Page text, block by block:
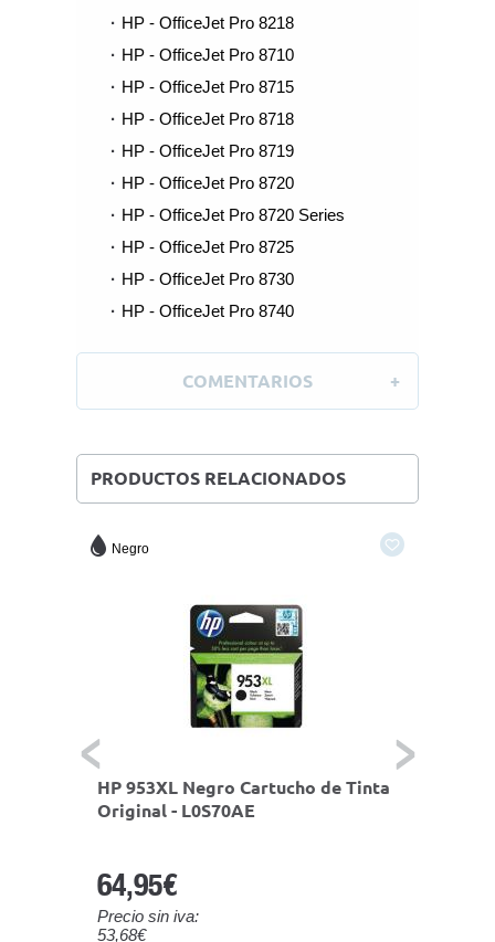
HP - OfficeJet Pro 8218
HP - OfficeJet Pro 8710
HP - OfficeJet Pro 8715
HP - OfficeJet Pro 8718
HP - OfficeJet Pro 8719
HP - OfficeJet Pro 8720
HP - OfficeJet Pro 8720 Series
HP - OfficeJet Pro 8725
HP - OfficeJet Pro 8730
HP - OfficeJet Pro 8740
COMENTARIOS
PRODUCTOS RELACIONADOS
Negro
HP 953XL Negro Cartucho de Tinta
Original - L0S70AE
64,95€
Precio sin iva:
53,68€